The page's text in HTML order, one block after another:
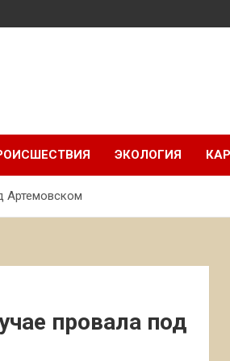
ЭКОЛОГИЯ
Артемовском
провала под